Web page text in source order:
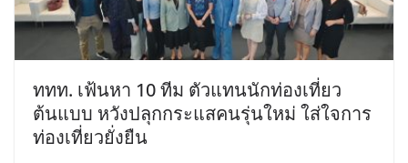
ททท. เฟ้นหา 10 ทีม ตัวแทนนักท่องเที่ยว
ต้นแบบ หวังปลุกกระแสคนรุ่นใหม่ ใส่ใจการ
ท่องเที่ยวยั่งยืน